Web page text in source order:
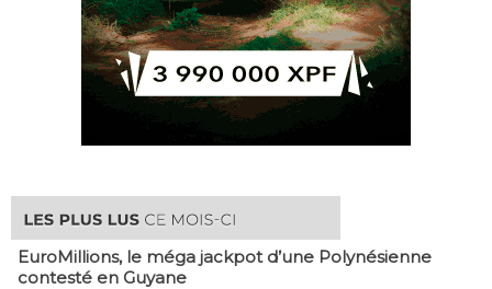
EuroMillions, ​le méga jackpot d’une Polynésienne
contesté en Guyane